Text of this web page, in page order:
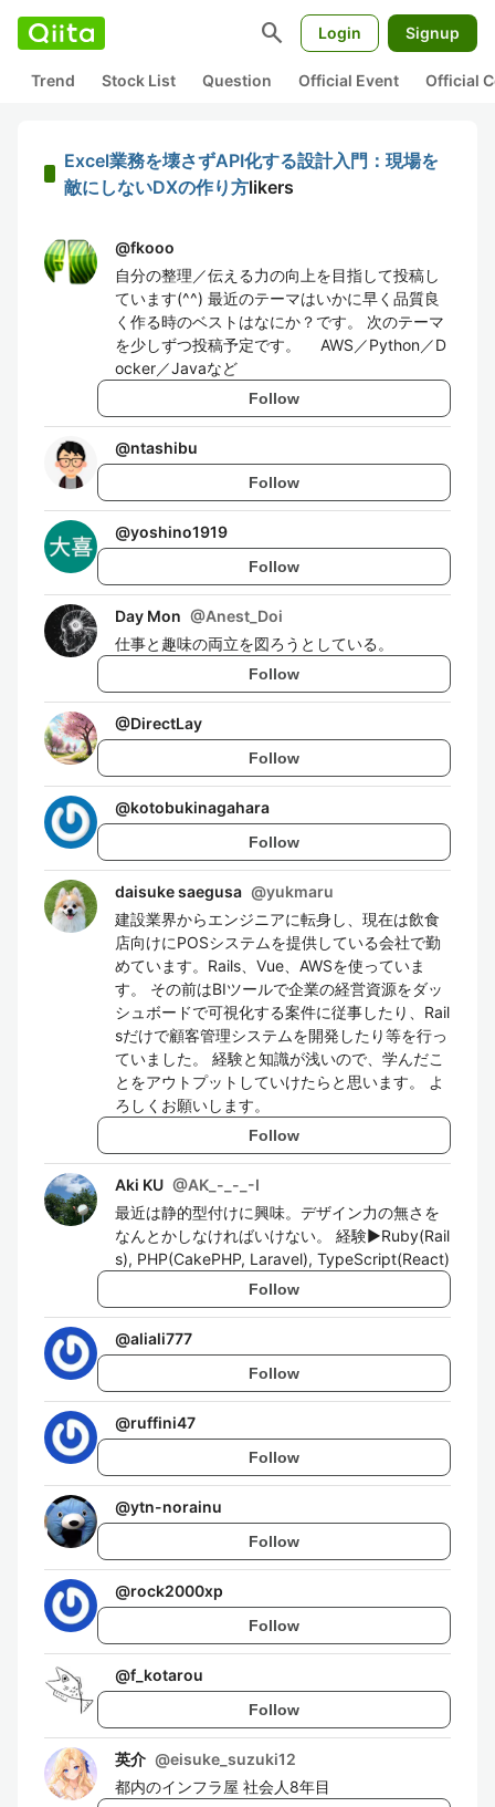
search Login Signup
Trend Stock List Question Official Event Official
Excel業務を壊さずAPI化する設計入門：現場を
敵にしないDXの作り方likers
@fkooo
自分の整理／伝える力の向上を目指して投稿し
ています(^^) 最近のテーマはいかに早く品質良
く作る時のベストはなにか？です。 次のテーマ
を少しずつ投稿予定です。 AWS／Python／D
ocker／Javaなど
Follow
@ntashibu
Follow
@yoshino1919
Follow
Day Mon @Anest_Doi
仕事と趣味の両立を図ろうとしている。
Follow
@DirectLay
Follow
@kotobukinagahara
Follow
daisuke saegusa @yukmaru
建設業界からエンジニアに転身し、現在は飲食
店向けにPOSシステムを提供している会社で勤
めています。Rails、Vue、AWSを使っていま
す。 その前はBIツールで企業の経営資源をダッ
シュボードで可視化する案件に従事したり、Rail
sだけで顧客管理システムを開発したり等を行っ
ていました。 経験と知識が浅いので、学んだこ
とをアウトプットしていけたらと思います。 よ
ろしくお願いします。
Follow
Aki KU @AK_-_-_-I
最近は静的型付けに興味。デザイン力の無さを
なんとかしなければいけない。 経験▶️Ruby(Rail
s), PHP(CakePHP, Laravel), TypeScript(React)
Follow
@aliali777
Follow
@ruffini47
Follow
@ytn-norainu
Follow
@rock2000xp
Follow
@f_kotarou
Follow
英介 @eisuke_suzuki12
都内のインフラ屋 社会人8年目